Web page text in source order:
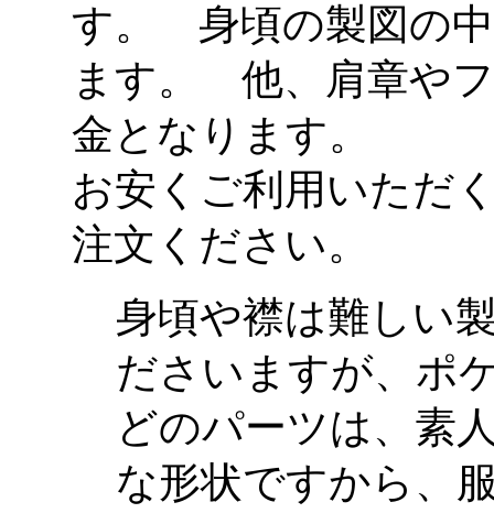
す。 身頃の製図の
ます。 他、肩章や
金となります。
お安くご利用いただ
注文ください。
身頃や襟は難しい
ださいますが、ポ
どのパーツは、素
な形状ですから、